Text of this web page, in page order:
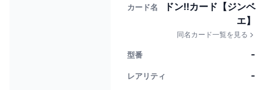
カード名
ドン!!カード【ジンベ
エ】
同名カード一覧を見る
型番 -
レアリティ -